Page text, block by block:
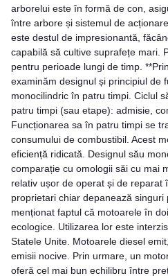
arborelui este în formă de con,
între arbore și sistemul de
este destul de impresionantă,
capabilă să cultive suprafețe mari.
pentru perioade lungi de timp.
examinăm designul și principiul de
monocilindric în patru timpi. Ciclul
patru timpi (sau etape): admisie,
Funcționarea sa în patru timpi se
consumului de combustibil. Acest
eficiență ridicată. Designul său
comparație cu omologii săi cu mai
relativ ușor de operat și de reparat
proprietari chiar depanează
menționat faptul că motoarele în
ecologice. Utilizarea lor este
Statele Unite. Motoarele diesel
emisii nocive. Prin urmare, un
oferă cel mai bun echilibru între